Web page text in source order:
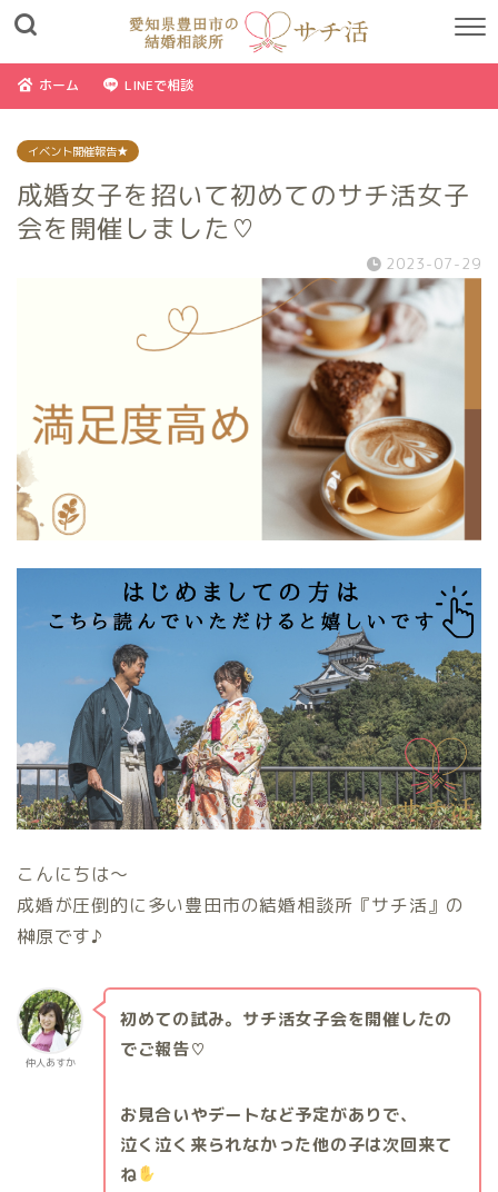
ホーム LINEで相談
イベント開催報告★
成婚女子を招いて初めてのサチ活女子
会を開催しました♡
2023-07-29
こんにちは〜
成婚が圧倒的に多い豊田市の結婚相談所『サチ活』の
榊原です♪
仲人あすか
初めての試み。サチ活女子会を開催したの
でご報告♡
お見合いやデートなど予定がありで、
泣く泣く来られなかった他の子は次回来て
ね